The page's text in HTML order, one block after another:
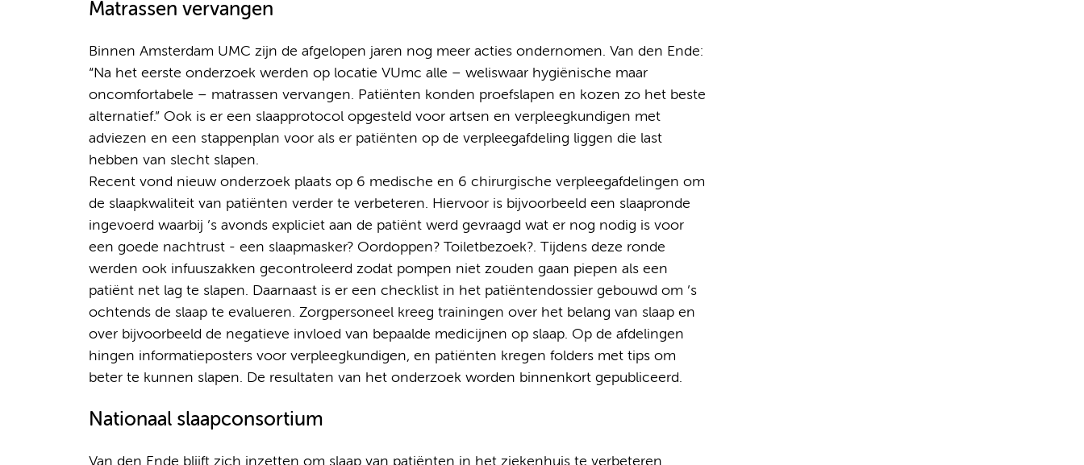
Matrassen vervangen
Binnen Amsterdam UMC zijn de afgelopen jaren nog meer acties ondernomen. Van den Ende:
“Na het eerste onderzoek werden op locatie VUmc alle – weliswaar hygiënische maar
oncomfortabele – matrassen vervangen. Patiënten konden proefslapen en kozen zo het beste
alternatief.” Ook is er een slaapprotocol opgesteld voor artsen en verpleegkundigen met
adviezen en een stappenplan voor als er patiënten op de verpleegafdeling liggen die last
hebben van slecht slapen.
Recent vond nieuw onderzoek plaats op 6 medische en 6 chirurgische verpleegafdelingen om
de slaapkwaliteit van patiënten verder te verbeteren. Hiervoor is bijvoorbeeld een slaapronde
ingevoerd waarbij ’s avonds expliciet aan de patiënt werd gevraagd wat er nog nodig is voor
een goede nachtrust - een slaapmasker? Oordoppen? Toiletbezoek?. Tijdens deze ronde
werden ook infuuszakken gecontroleerd zodat pompen niet zouden gaan piepen als een
patiënt net lag te slapen. Daarnaast is er een checklist in het patiëntendossier gebouwd om ’s
ochtends de slaap te evalueren. Zorgpersoneel kreeg trainingen over het belang van slaap en
over bijvoorbeeld de negatieve invloed van bepaalde medicijnen op slaap. Op de afdelingen
hingen informatieposters voor verpleegkundigen, en patiënten kregen folders met tips om
beter te kunnen slapen. De resultaten van het onderzoek worden binnenkort gepubliceerd.
Nationaal slaapconsortium
Van den Ende blijft zich inzetten om slaap van patiënten in het ziekenhuis te verbeteren.